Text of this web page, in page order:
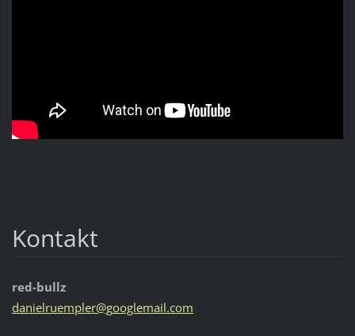
Kontakt
red-bullz
danielruempler@googlemail.com